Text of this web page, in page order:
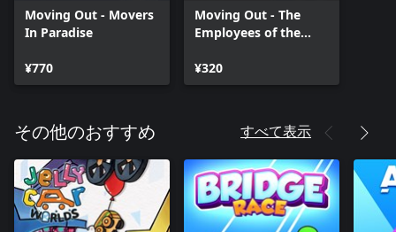
Moving Out - Movers
In Paradise
¥770
Moving Out - The
Employees of the
¥320
その他のおすすめ すべて表示